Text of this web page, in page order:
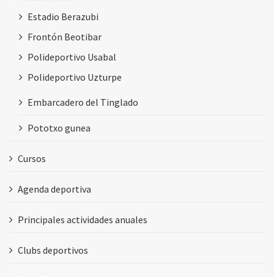
Estadio Berazubi
Frontón Beotibar
Polideportivo Usabal
Polideportivo Uzturpe
Embarcadero del Tinglado
Pototxo gunea
Cursos
Agenda deportiva
Principales actividades anuales
Clubs deportivos